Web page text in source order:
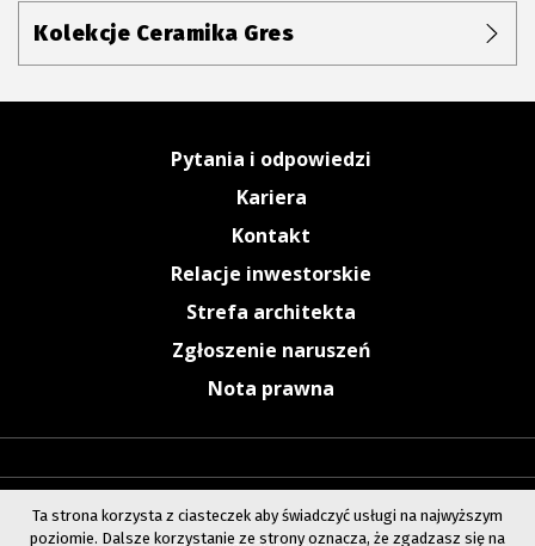
Kolekcje Ceramika Gres
Pytania i odpowiedzi
Kariera
Kontakt
Relacje inwestorskie
Strefa architekta
Zgłoszenie naruszeń
Nota prawna
Ta strona korzysta z ciasteczek aby świadczyć usługi na najwyższym
poziomie. Dalsze korzystanie ze strony oznacza, że zgadzasz się na